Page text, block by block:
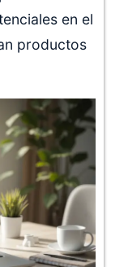
en el
productos